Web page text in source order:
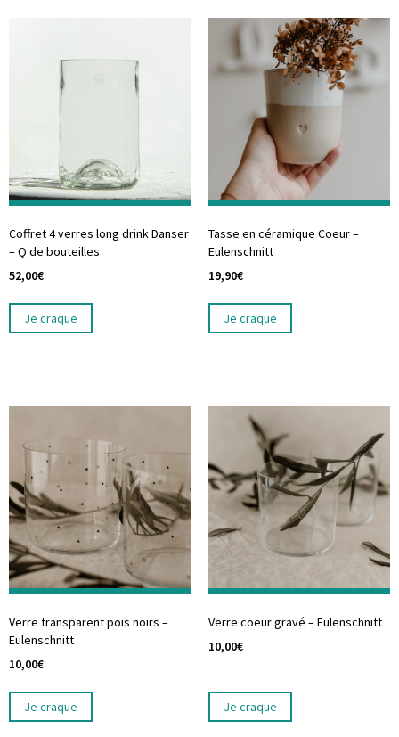
Coffret 4 verres long drink Danser
– Q de bouteilles
52,00€
Je craque
Tasse en céramique Coeur –
Eulenschnitt
19,90€
Je craque
Verre transparent pois noirs –
Eulenschnitt
10,00€
Je craque
Verre coeur gravé – Eulenschnitt
10,00€
Je craque